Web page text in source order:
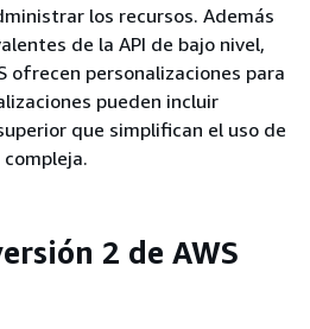
los recursos. Además
de la API de bajo nivel,
ofrecen personalizaciones para
pueden incluir
que simplifican el uso de
compleja.
2 de AWS